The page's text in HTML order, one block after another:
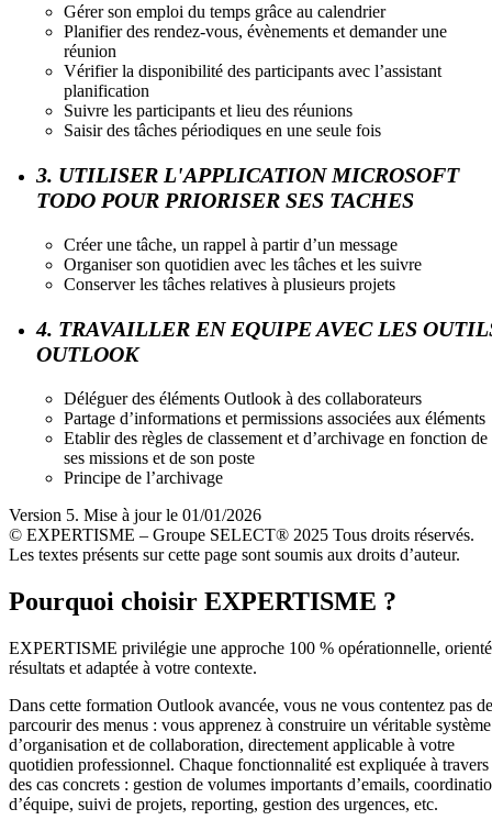
Gérer son emploi du temps grâce au calendrier
Planifier des rendez-vous, évènements et demander une
réunion
Vérifier la disponibilité des participants avec l’assistant
planification
Suivre les participants et lieu des réunions
Saisir des tâches périodiques en une seule fois
3. UTILISER L'APPLICATION MICROSOFT
TODO POUR PRIORISER SES TACHES
Créer une tâche, un rappel à partir d’un message
Organiser son quotidien avec les tâches et les suivre
Conserver les tâches relatives à plusieurs projets
4. TRAVAILLER EN EQUIPE AVEC LES
OUTLOOK
Déléguer des éléments Outlook à des collaborateurs
Partage d’informations et permissions associées aux éléments
Etablir des règles de classement et d’archivage en fonction de
ses missions et de son poste
Principe de l’archivage
Version 5. Mise à jour le 01/01/2026
© EXPERTISME – Groupe SELECT® 2025 Tous droits réservés.
Les textes présents sur cette page sont soumis aux droits d’auteur.
Pourquoi choisir EXPERTISME ?
EXPERTISME privilégie une approche 100 % opérationnelle,
résultats et adaptée à votre contexte.
Dans cette formation Outlook avancée, vous ne vous contentez pas de
parcourir des menus : vous apprenez à construire un véritable système
d’organisation et de collaboration, directement applicable à votre
quotidien professionnel. Chaque fonctionnalité est expliquée à travers
des cas concrets : gestion de volumes importants d’emails,
d’équipe, suivi de projets, reporting, gestion des urgences, etc.